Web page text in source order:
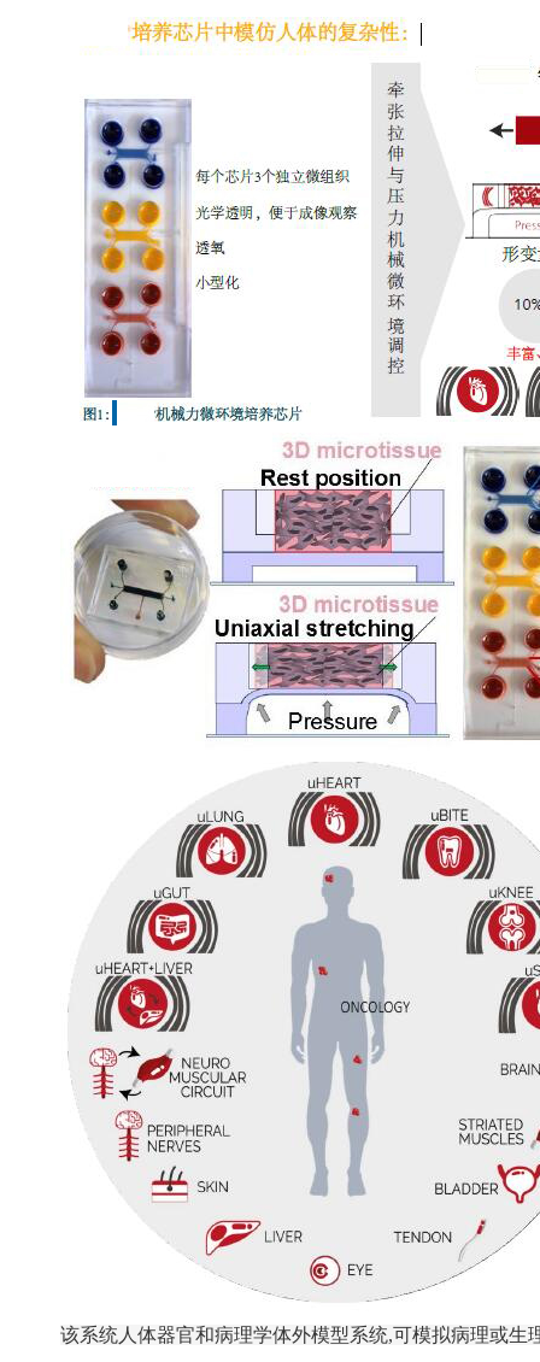
该系统人体器官和病理学体外模型系统,可模拟病理或